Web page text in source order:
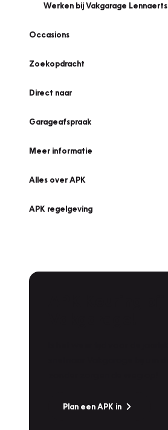
Werken bij Vakgarage Lennaerts
Occasions
Zoekopdracht
Direct naar
Garageafspraak
Meer informatie
Alles over APK
APK regelgeving
Plan een APK in